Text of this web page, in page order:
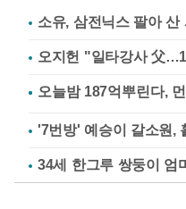
소유, 삼전닉스 팔아 산
오지헌 "일타강사 父
34세 한그루 쌍둥이 엄